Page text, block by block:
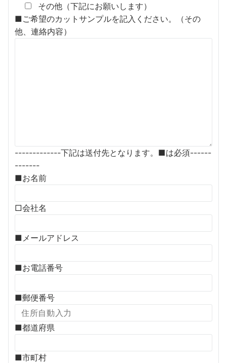
その他（下記にお願いします）
■ご希望のカットサンプルを記入ください。（その
他、連絡内容）
-------------下記は送付先となります。■は必須------
-------
■お名前
□会社名
■メールアドレス
■お電話番号
■郵便番号
■都道府県
■市町村